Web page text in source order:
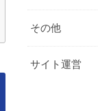
その他
サイト運営